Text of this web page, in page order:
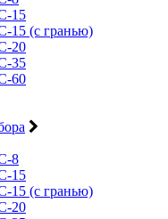
15
15 (с гранью)
20
35
60
8
15
15 (с гранью)
20